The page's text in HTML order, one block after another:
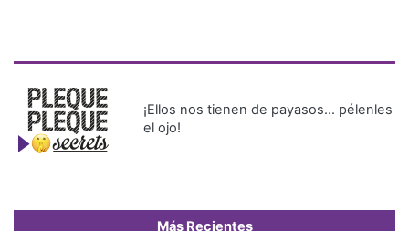
el ojo!
Más Recientes